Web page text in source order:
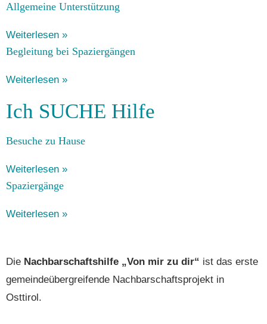
All­ge­mei­ne Unterstützung
Weiterlesen »
Beglei­tung bei Spaziergängen
Weiterlesen »
Ich SUCHE Hilfe
Besu­che zu Hause
Weiterlesen »
Spaziergänge
Weiterlesen »
Die Nachbarschaftshilfe „Von mir zu dir“ ist das erste
gemeindeübergreifende Nachbarschaftsprojekt in
Osttirol.